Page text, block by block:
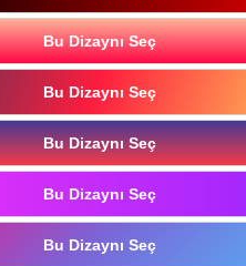
Bu Dizaynı Seç
Bu Dizaynı Seç
Bu Dizaynı Seç
Bu Dizaynı Seç
Bu Dizaynı Seç